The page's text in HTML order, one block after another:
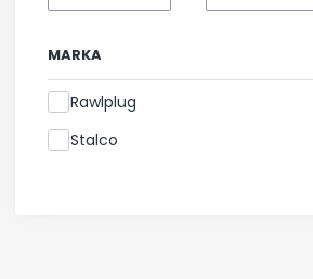
MARKA
Marka
Rawlplug
Stalco